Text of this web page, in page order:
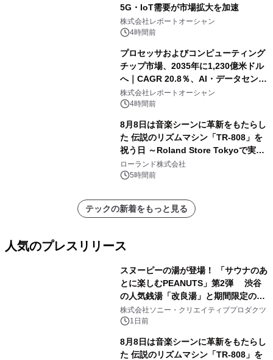
5G・IoT需要が市場拡大を加速
株式会社レポートオーシャン
4時間前
プロセッサおよびコンピューティング
チップ市場、2035年に1,230億米ドル
へ｜CAGR 20.8％、AI・データセンタ
ー需要が成長を牽引
株式会社レポートオーシャン
4時間前
8月8日は音楽シーンに革新をもたらし
た 伝説のリズムマシン「TR-808」を
祝う日 ～Roland Store Tokyoで実機
を展示しての 記念キャンペーンを開
催 英国ラジオ「NTS」の 特別プログ
アーティストを フィーチャーしたアニ
メーションを公開～
ローランド株式会社
5時間前
テックの新着をもっと見る
人気のプレスリリース
スヌーピーの湯が登場！ 「サウナのあ
とに楽しむPEANUTS」第2弾 渋谷
の人気銭湯「改良湯」と期間限定のコ
ラボレーション サウナイキタイコラ
ボグッズも発売決定！
株式会社ソニー・クリエイティブプロダクツ
1日前
8月8日は音楽シーンに革新をもたらし
た 伝説のリズムマシン「TR-808」を